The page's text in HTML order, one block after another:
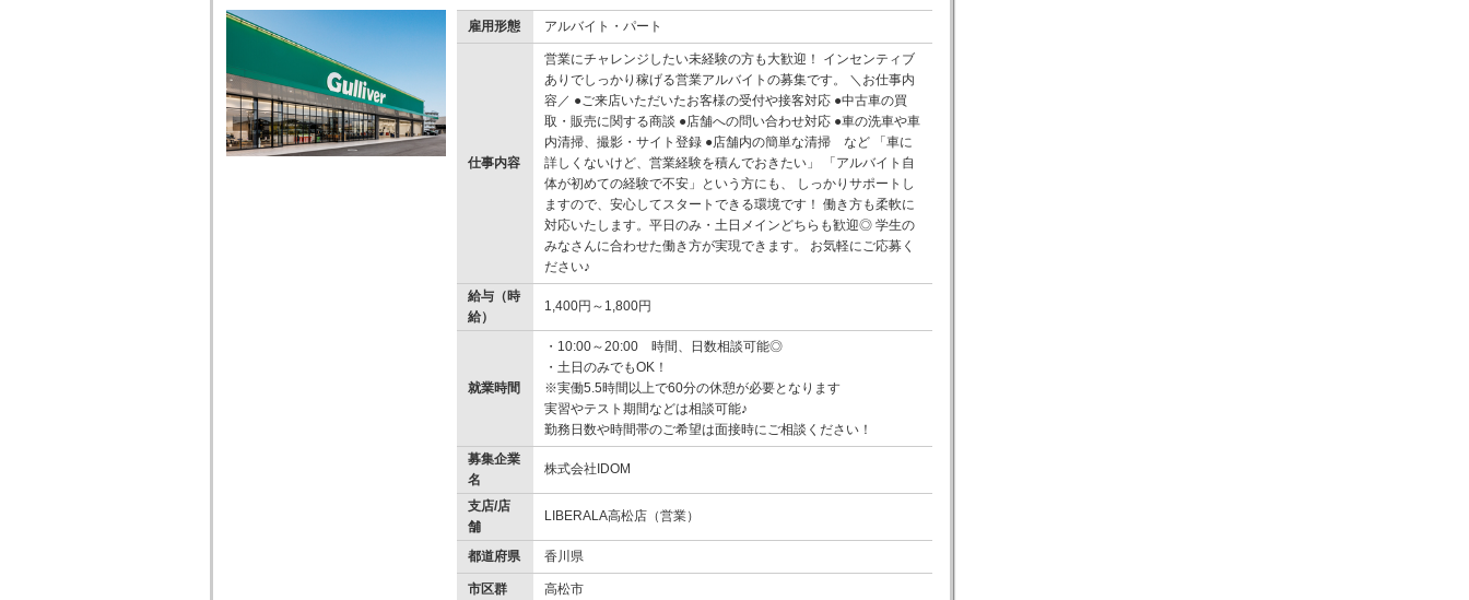
雇用形態 アルバイト・パート
仕事内容
営業にチャレンジしたい未経験の方も大歓迎！ インセンティブ
ありでしっかり稼げる営業アルバイトの募集です。 ＼お仕事内
容／ ●ご来店いただいたお客様の受付や接客対応 ●中古車の買
取・販売に関する商談 ●店舗への問い合わせ対応 ●車の洗車や車
内清掃、撮影・サイト登録 ●店舗内の簡単な清掃 など 「車に
詳しくないけど、営業経験を積んでおきたい」 「アルバイト自
体が初めての経験で不安」という方にも、 しっかりサポートし
ますので、安心してスタートできる環境です！ 働き方も柔軟に
対応いたします。平日のみ・土日メインどちらも歓迎◎ 学生の
みなさんに合わせた働き方が実現できます。 お気軽にご応募く
ださい♪
給与（時
給）
1,400円～1,800円
就業時間
・10:00～20:00 時間、日数相談可能◎
・土日のみでもOK！
※実働5.5時間以上で60分の休憩が必要となります
実習やテスト期間などは相談可能♪
勤務日数や時間帯のご希望は面接時にご相談ください！
募集企業
名
株式会社IDOM
支店/店
舗
LIBERALA高松店（営業）
都道府県 香川県
市区群 高松市